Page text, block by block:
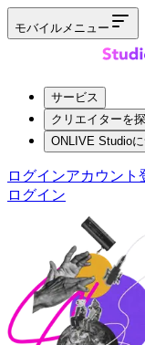
モバイルメニュー
サービス
クリエイターを
ONLIVE Studio
ログインアカウント
ログイン